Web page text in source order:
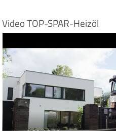
Video TOP-SPAR-Heizöl